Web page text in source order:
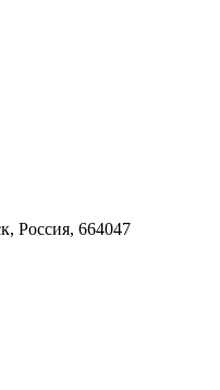
Россия, 664047